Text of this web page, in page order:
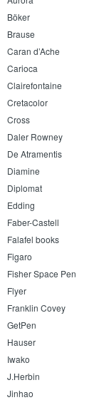
Böker
Brause
Caran d’Ache
Carioca
Clairefontaine
Cretacolor
Cross
Daler Rowney
De Atramentis
Diamine
Diplomat
Edding
Faber-Castell
Falafel books
Figaro
Fisher Space Pen
Flyer
Franklin Covey
GetPen
Hauser
Iwako
J.Herbin
Jinhao